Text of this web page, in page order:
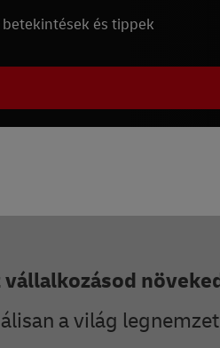
betekintések és tippek
vállalkozásod
a világ